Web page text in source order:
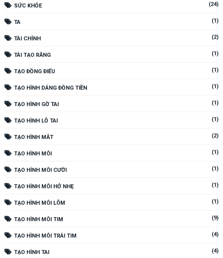
SỨC KHỎE (24)
TA (1)
TÀI CHÍNH (2)
TÁI TẠO RĂNG (1)
TẠO ĐỒNG ĐIẾU (1)
TẠO HÌNH DÁNG ĐỒNG TIỀN (1)
TẠO HÌNH GỜ TAI (1)
TẠO HÌNH LỖ TAI (1)
TẠO HÌNH MẮT (2)
TẠO HÌNH MÔI (1)
TẠO HÌNH MÔI CƯỜI (1)
TẠO HÌNH MÔI HỞ NHẸ (1)
TẠO HÌNH MÔI LÕM (1)
TẠO HÌNH MÔI TIM (9)
TẠO HÌNH MÔI TRÁI TIM (4)
TẠO HÌNH TAI (4)